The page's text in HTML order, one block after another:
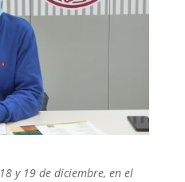
y 19 de diciembre, en el